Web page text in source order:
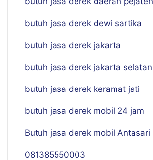
butuh jasa derek dewi sartika
butuh jasa derek jakarta
butuh jasa derek jakarta selatan
butuh jasa derek keramat jati
butuh jasa derek mobil 24 jam
Butuh jasa derek mobil Antasari
081385550003